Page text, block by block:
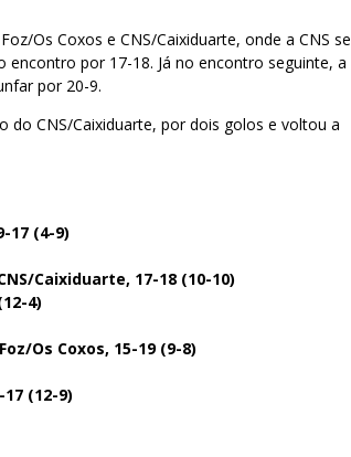
Os Coxos e CNS/Caixiduarte, onde a CNS se
por 17-18. Já no encontro seguinte, a
por 20-9.
do CNS/Caixiduarte, por dois golos e voltou a
17 (4-9)
Caixiduarte, 17-18 (10-10)
4)
Os Coxos, 15-19 (9-8)
17 (12-9)